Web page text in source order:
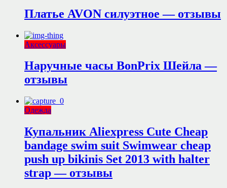
Платье AVON силуэтное — отзывы
Аксессуары
Наручные часы BonPrix Шейла —
отзывы
Одежда
Купальник Aliexpress Cute Cheap
bandage swim suit Swimwear cheap
push up bikinis Set 2013 with halter
strap — отзывы